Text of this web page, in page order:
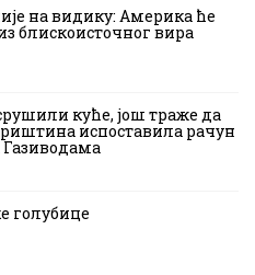
на видику: Америка ће
блискоисточног вира
куће, још траже да
испоставила рачун
голубице